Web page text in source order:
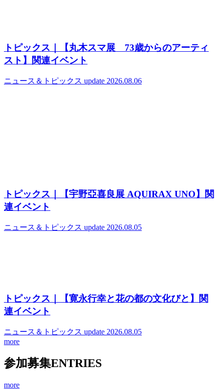
トピックス｜【丸木スマ展 73歳からのアーティ
スト】関連イベント
ニュース＆トピックス update 2026.08.06
トピックス｜【宇野亞喜良展 AQUIRAX UNO】関
連イベント
ニュース＆トピックス update 2026.08.05
トピックス｜【寛永行幸と花の都の文化びと】関
連イベント
ニュース＆トピックス update 2026.08.05
more
参加募集ENTRIES
more